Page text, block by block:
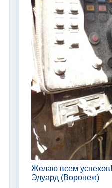
Желаю всем успехов!
Эдуард (Воронеж)